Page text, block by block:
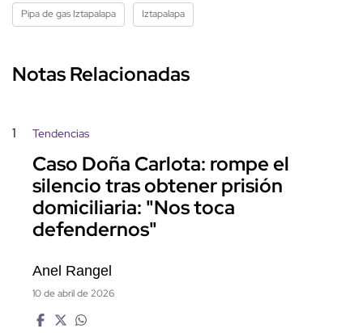
Pipa de gas Iztapalapa Iztapalapa
Notas Relacionadas
1 Tendencias
Caso Doña Carlota: rompe el
silencio tras obtener prisión
domiciliaria: "Nos toca
defendernos"
Anel Rangel
10 de abril de 2026